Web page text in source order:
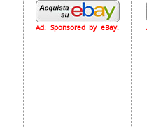
Ad: Sponsored by eBay.